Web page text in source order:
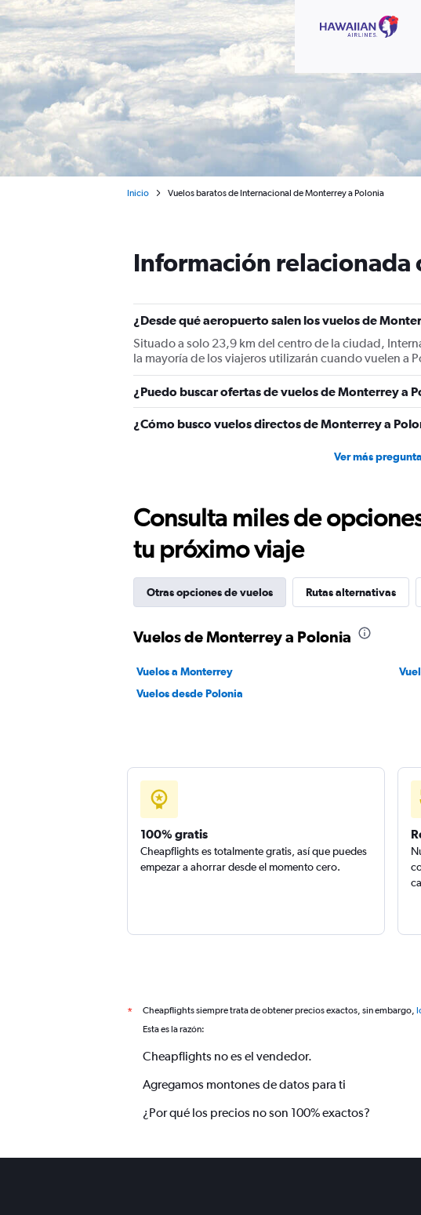
Inicio Vuelos baratos de Internacional de Monterrey a Polonia
Información relacionada
¿Desde qué aeropuerto salen los vuelos de
Situado a solo 23,9 km del centro de la ciudad,
la mayoría de los viajeros utilizarán cuando vuelen a
¿Puedo buscar ofertas de vuelos de Monterrey a
¿Cómo busco vuelos directos de Monterrey a
Ver más
Consulta miles de
tu próximo viaje
Otras opciones de vuelos Rutas alternativas
Vuelos de Monterrey a Polonia
Vuelos a Monterrey
Vuelos desde Polonia
100% gratis
Cheapflights es totalmente gratis, así que puedes
empezar a ahorrar desde el momento cero.
* Cheapflights siempre trata de obtener precios exactos, sin embargo,
Esta es la razón:
Cheapflights no es el vendedor.
Agregamos montones de datos para ti
¿Por qué los precios no son 100% exactos?